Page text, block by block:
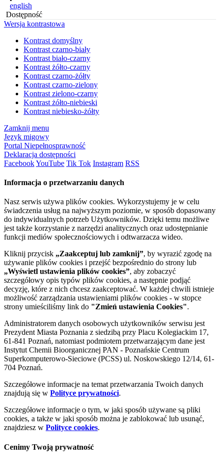
english
Dostępność
Wersja kontrastowa
Kontrast domyślny
Kontrast czarno-biały
Kontrast biało-czarny
Kontrast żółto-czarny
Kontrast czarno-żółty
Kontrast czarno-zielony
Kontrast zielono-czarny
Kontrast żółto-niebieski
Kontrast niebiesko-żółty
Zamknij menu
Język migowy
Portal Niepełnosprawność
Deklaracja dostępności
FacebookYouTube Tik Tok Instagram RSS
Informacja o przetwarzaniu danych
Nasz serwis używa plików cookies. Wykorzystujemy je w celu
świadczenia usług na najwyższym poziomie, w sposób dopasowany
do indywidualnych potrzeb Użytkowników. Dzięki temu możliwe
jest także korzystanie z narzędzi analitycznych oraz udostępnianie
funkcji mediów społecznościowych i odtwarzacza wideo.
Kliknij przycisk „Zaakceptuj lub zamknij”, by wyrazić zgodę na
używanie plików cookies i przejść bezpośrednio do strony lub
„Wyświetl ustawienia plików cookies”, aby zobaczyć
szczegółowy opis typów plików cookies, a następnie podjąć
decyzję, które z nich chcesz zaakceptować. W każdej chwili istnieje
możliwość zarządzania ustawieniami plików cookies - w stopce
strony umieściliśmy link do "Zmień ustawienia Cookies".
Administratorem danych osobowych użytkowników serwisu jest
Prezydent Miasta Poznania z siedzibą przy Placu Kolegiackim 17,
61-841 Poznań, natomiast podmiotem przetwarzającym dane jest
Instytut Chemii Bioorganicznej PAN - Poznańskie Centrum
Superkomputerowo-Sieciowe (PCSS) ul. Noskowskiego 12/14, 61-
704 Poznań.
Szczegółowe informacje na temat przetwarzania Twoich danych
znajdują się w Polityce prywatności.
Szczegółowe informacje o tym, w jaki sposób używane są pliki
cookies, a także w jaki sposób można je zablokować lub usunąć,
znajdziesz w Polityce cookies.
Cenimy Twoją prywatność